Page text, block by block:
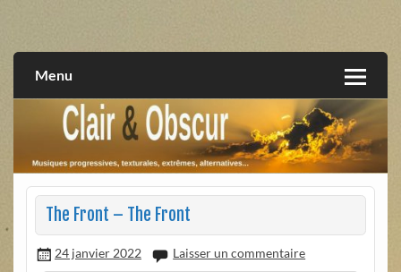
extrêmes, alternatives, texturales
Menu
The Front – The Front
24 janvier 2022 Laisser un commentaire